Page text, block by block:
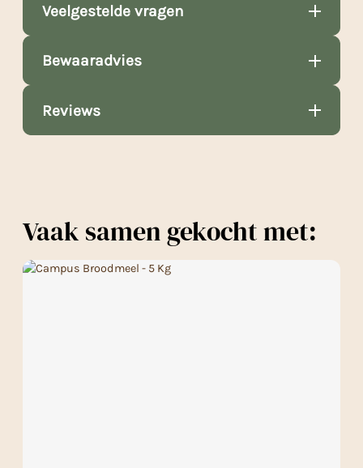
Veelgestelde vragen
Bewaaradvies
Reviews
Vaak samen gekocht met: